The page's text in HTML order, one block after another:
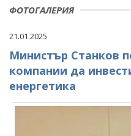
НОВИНИ
ПРЕДСТОЯЩИ СЪБИТИЯ
ЗА ОБЩЕСТВЕНО
ПРОЕКТИ ЗА
ЗАВЪРШИЛИ
ПАРЛАМЕНТАРЕН
ФОТОГАЛЕРИЯ
21.01.2025
Министър Станков
компании да
енергетика